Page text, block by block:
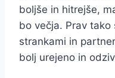
boljše in hitrejše,
bo večja. Prav
strankami in
bolj urejeno in